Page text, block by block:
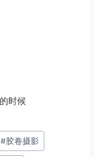
时候
#胶卷摄影